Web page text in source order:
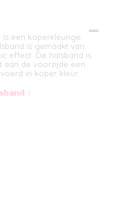
is een koperkleurige
is gemaakt van
effect. De halsband is
aan de voorzijde een
in koper kleur.
: